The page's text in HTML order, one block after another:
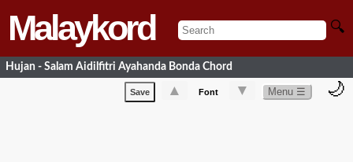
Malaykord 🔍
Hujan - Salam Aidilfitri Ayahanda Bonda Chord
Save ▲ Font ▼ Menu ☰ 🌙